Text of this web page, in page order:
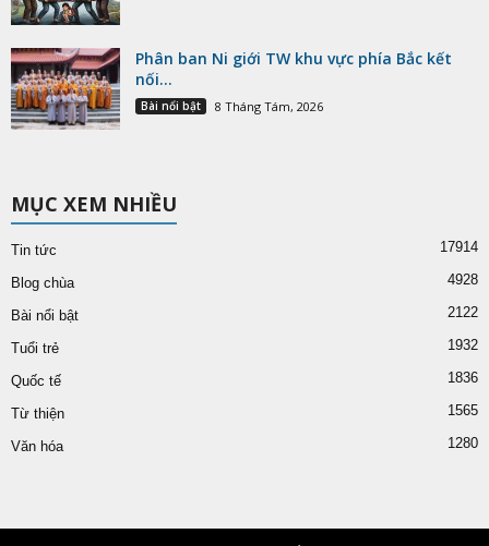
Phân ban Ni giới TW khu vực phía Bắc kết
nối...
Bài nổi bật 8 Tháng Tám, 2026
MỤC XEM NHIỀU
Tin tức 17914
Blog chùa 4928
Bài nổi bật 2122
Tuổi trẻ 1932
Quốc tế 1836
Từ thiện 1565
Văn hóa 1280